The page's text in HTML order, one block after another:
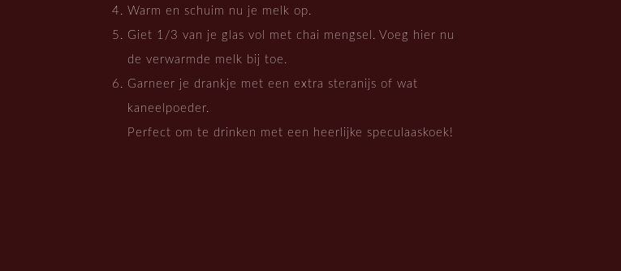
Warm en schuim nu je melk op.
Giet 1/3 van je glas vol met chai mengsel. Voeg hier nu
de verwarmde melk bij toe.
Garneer je drankje met een extra steranijs of wat
kaneelpoeder.
Perfect om te drinken met een heerlijke speculaaskoek!